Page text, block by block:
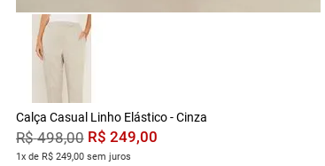
Calça Casual Linho Elástico - Cinza
R$ 498,00 R$ 249,00
1x de R$ 249,00 sem juros